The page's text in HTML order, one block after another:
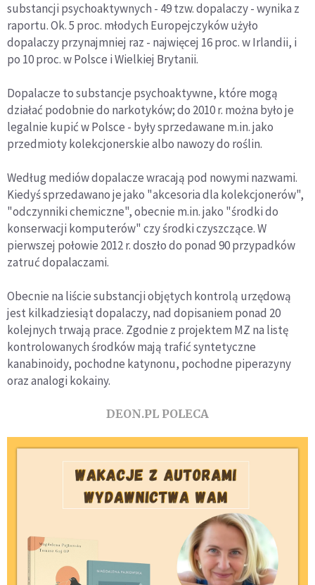
substancji psychoaktywnych - 49 tzw. dopalaczy - wynika z
raportu. Ok. 5 proc. młodych Europejczyków użyło
dopalaczy przynajmniej raz - najwięcej 16 proc. w Irlandii, i
po 10 proc. w Polsce i Wielkiej Brytanii.
Dopalacze to substancje psychoaktywne, które mogą
działać podobnie do narkotyków; do 2010 r. można było je
legalnie kupić w Polsce - były sprzedawane m.in. jako
przedmioty kolekcjonerskie albo nawozy do roślin.
Według mediów dopalacze wracają pod nowymi nazwami.
Kiedyś sprzedawano je jako "akcesoria dla kolekcjonerów",
"odczynniki chemiczne", obecnie m.in. jako "środki do
konserwacji komputerów" czy środki czyszczące. W
pierwszej połowie 2012 r. doszło do ponad 90 przypadków
zatruć dopalaczami.
Obecnie na liście substancji objętych kontrolą urzędową
jest kilkadziesiąt dopalaczy, nad dopisaniem ponad 20
kolejnych trwają prace. Zgodnie z projektem MZ na listę
kontrolowanych środków mają trafić syntetyczne
kanabinoidy, pochodne katynonu, pochodne piperazyny
oraz analogi kokainy.
DEON.PL POLECA